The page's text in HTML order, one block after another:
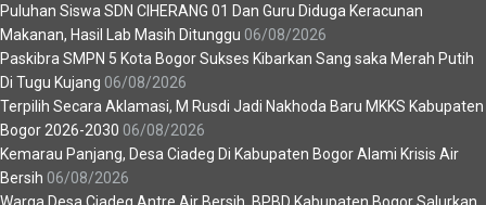
Puluhan Siswa SDN CIHERANG 01 Dan Guru Diduga Keracunan
Makanan, Hasil Lab Masih Ditunggu 06/08/2026
Paskibra SMPN 5 Kota Bogor Sukses Kibarkan Sang saka Merah Putih
Di Tugu Kujang 06/08/2026
Terpilih Secara Aklamasi, M Rusdi Jadi Nakhoda Baru MKKS Kabupaten
Bogor 2026-2030 06/08/2026
Kemarau Panjang, Desa Ciadeg Di Kabupaten Bogor Alami Krisis Air
Bersih 06/08/2026
Warga Desa Ciadeg Antre Air Bersih, BPBD Kabupaten Bogor Salurkan